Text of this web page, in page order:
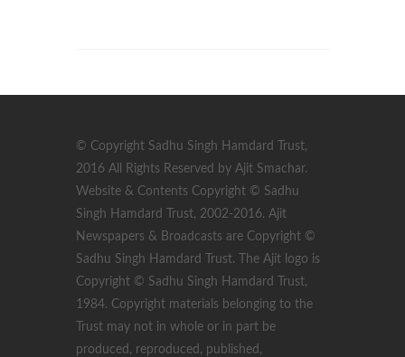
© Copyright Sadhu Singh Hamdard Trust,
2016 All Rights Reserved by Ajit Smachar.
Website & Contents Copyright © Sadhu
Singh Hamdard Trust, 2002-2016. Ajit
Newspapers & Broadcasts are Copyright ©
Sadhu Singh Hamdard Trust. The Ajit logo is
Copyright © Sadhu Singh Hamdard Trust,
1984. Copyright materials belonging to the
Trust may not in whole or in part be
produced, reproduced, published,